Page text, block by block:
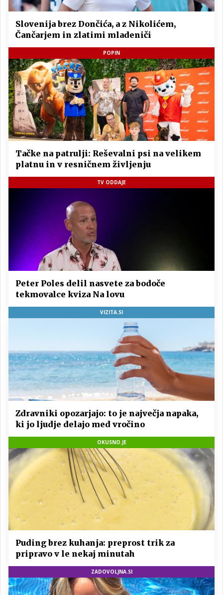
Slovenija brez Dončića, a z Nikolićem,
Čančarjem in zlatimi mladeniči
POPIN
Tačke na patrulji: Reševalni psi na velikem
platnu in v resničnem življenju
TV ODDAJE
Peter Poles delil nasvete za bodoče
tekmovalce kviza Na lovu
VIZITA.SI
Zdravniki opozarjajo: to je največja napaka,
ki jo ljudje delajo med vročino
OKUSNO.JE
Puding brez kuhanja: preprost trik za
pripravo v le nekaj minutah
ZADOVOLJNA.SI